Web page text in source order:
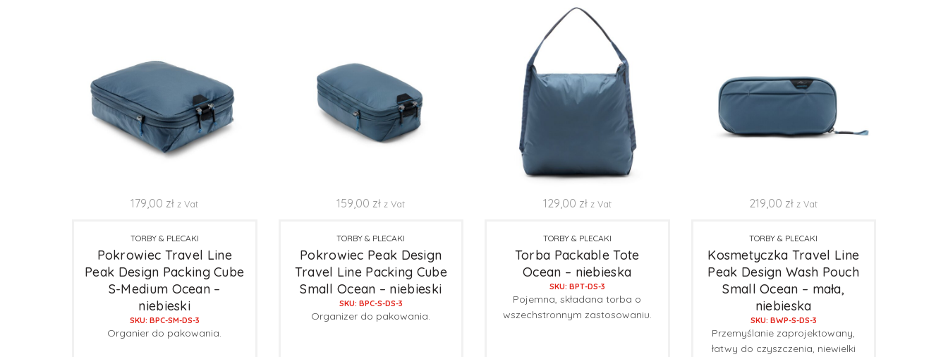
179,00 zł z Vat
TORBY & PLECAKI
Pokrowiec Travel Line
Peak Design Packing Cube
S-Medium Ocean –
niebieski
SKU: BPC-SM-DS-3
Organier do pakowania.
159,00 zł z Vat
TORBY & PLECAKI
Pokrowiec Peak Design
Travel Line Packing Cube
Small Ocean – niebieski
SKU: BPC-S-DS-3
Organizer do pakowania.
129,00 zł z Vat
TORBY & PLECAKI
Torba Packable Tote
Ocean – niebieska
SKU: BPT-DS-3
Pojemna, składana torba o
wszechstronnym zastosowaniu.
219,00 zł z Vat
TORBY & PLECAKI
Kosmetyczka Travel Line
Peak Design Wash Pouch
Small Ocean – mała,
niebieska
SKU: BWP-S-DS-3
Przemyślanie zaprojektowany,
łatwy do czyszczenia, niewielki